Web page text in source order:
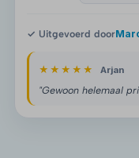
✓ Uitgevoerd door
★★★★★ Arjan
"Gewoon helemaal